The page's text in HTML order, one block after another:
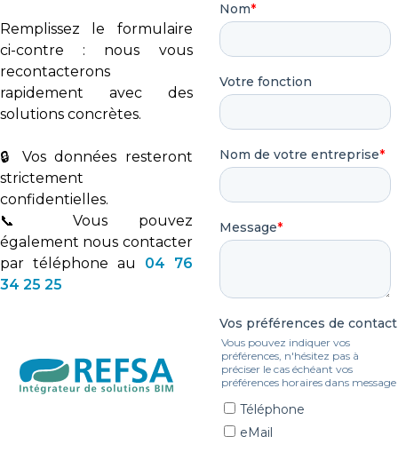
Remplissez le formulaire
ci-contre : nous vous
recontacterons
rapidement avec des
solutions concrètes.
🔒 Vos données resteront
strictement
confidentielles.
📞 Vous pouvez
également nous contacter
par téléphone au 04 76
34 25 25